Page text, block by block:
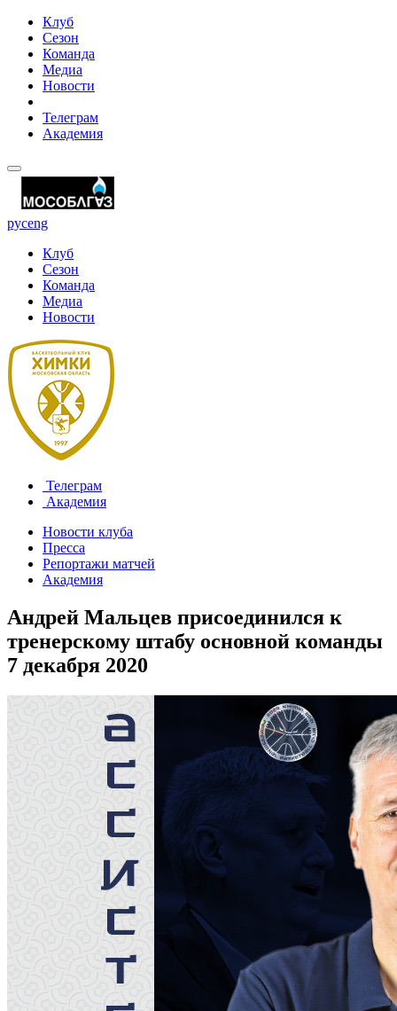
Клуб
Сезон
Команда
Медиа
Новости
Телеграм
Академия
русeng
Клуб
Сезон
Команда
Медиа
Новости
Телеграм
Академия
Новости клуба
Пресса
Репортажи матчей
Академия
Андрей Мальцев присоединился к
тренерскому штабу основной команды
7 декабря 2020